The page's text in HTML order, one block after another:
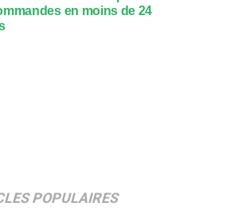
en moins de 24
POPULAIRES